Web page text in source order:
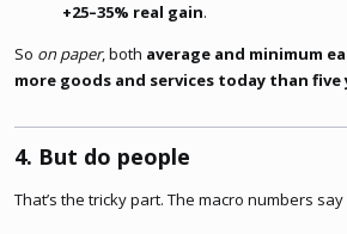
+25–35% real gain.
So on paper, both average and minimum
more goods and services today than five
4. But do people​
That’s the tricky part. The macro numbers say